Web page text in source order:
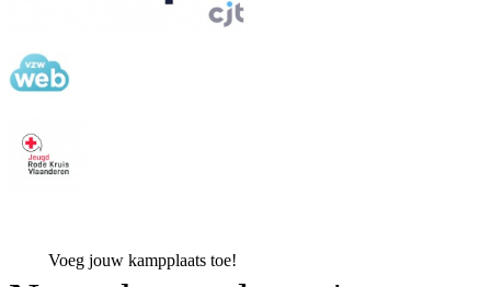
Voeg jouw kampplaats toe!